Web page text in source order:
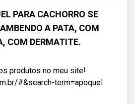
PARA CACHORRO SE
A PATA, COM
COM DERMATITE.
produtos no meu site!
#&search-term=apoquel